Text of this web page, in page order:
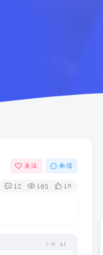
关注 私信
12 165 10
小妖 AI